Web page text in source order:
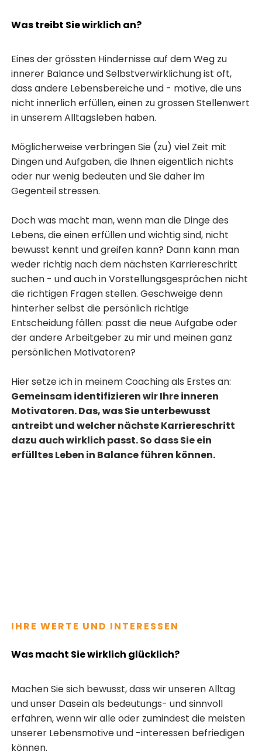
Was treibt Sie wirklich an?
Eines der grössten Hindernisse auf dem Weg zu
innerer Balance und Selbstverwirklichung ist oft,
dass andere Lebensbereiche und - motive, die uns
nicht innerlich erfüllen, einen zu grossen Stellenwert
in unserem Alltagsleben haben.
Möglicherweise verbringen Sie (zu) viel Zeit mit
Dingen und Aufgaben, die Ihnen eigentlich nichts
oder nur wenig bedeuten und Sie daher im
Gegenteil stressen.
Doch was macht man, wenn man die Dinge des
Lebens, die einen erfüllen und wichtig sind, nicht
bewusst kennt und greifen kann? Dann kann man
weder richtig nach dem nächsten Karriereschritt
suchen - und auch in Vorstellungsgesprächen nicht
die richtigen Fragen stellen. Geschweige denn
hinterher selbst die persönlich richtige
Entscheidung fällen: passt die neue Aufgabe oder
der andere Arbeitgeber zu mir und meinen ganz
persönlichen Motivatoren?
Hier setze ich in meinem Coaching als Erstes an:
Gemeinsam identifizieren wir Ihre inneren
Motivatoren. Das, was Sie unterbewusst
antreibt und welcher nächste Karriereschritt
dazu auch wirklich passt. So dass Sie ein
erfülltes Leben in Balance führen können.
IHRE WERTE UND INTERESSEN
Was macht Sie wirklich glücklich?
Machen Sie sich bewusst, dass wir unseren Alltag
und unser Dasein als bedeutungs- und sinnvoll
erfahren, wenn wir alle oder zumindest die meisten
unserer Lebensmotive und -interessen befriedigen
können.